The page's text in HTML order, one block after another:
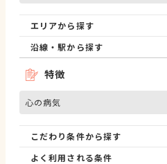
エリアから探す
沿線・駅から探す
特徴
心の病気
こだわり条件から探す
よく利用される条件